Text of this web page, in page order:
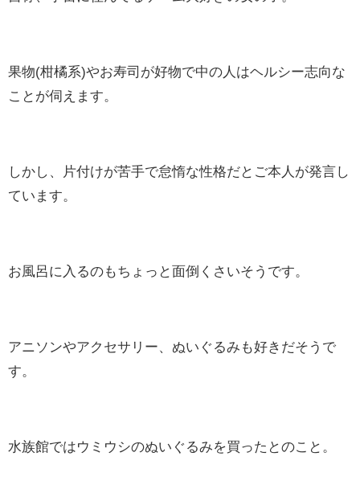
果物(柑橘系)やお寿司が好物で中の人はヘルシー志向な
ことが伺えます。
しかし、片付けが苦手で怠惰な性格だとご本人が発言し
ています。
お風呂に入るのもちょっと面倒くさいそうです。
アニソンやアクセサリー、ぬいぐるみも好きだそうで
す。
水族館ではウミウシのぬいぐるみを買ったとのこと。